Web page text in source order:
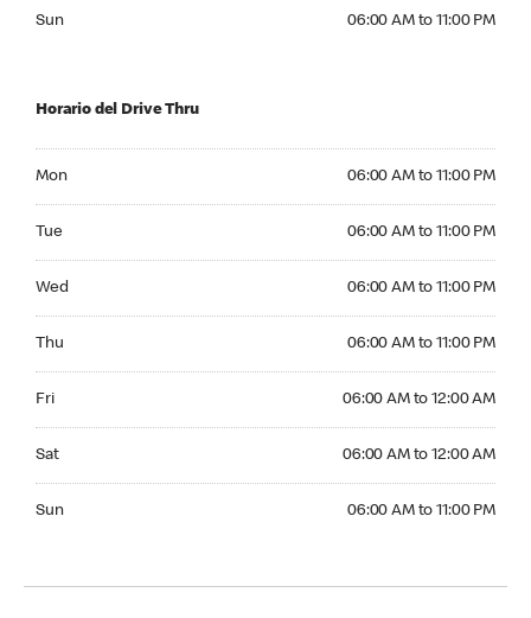
Sun 06:00 AM to 11:00 PM
Horario del Drive Thru
Mon 06:00 AM to 11:00 PM
Tue 06:00 AM to 11:00 PM
Wed 06:00 AM to 11:00 PM
Thu 06:00 AM to 11:00 PM
Fri 06:00 AM to 12:00 AM
Sat 06:00 AM to 12:00 AM
Sun 06:00 AM to 11:00 PM